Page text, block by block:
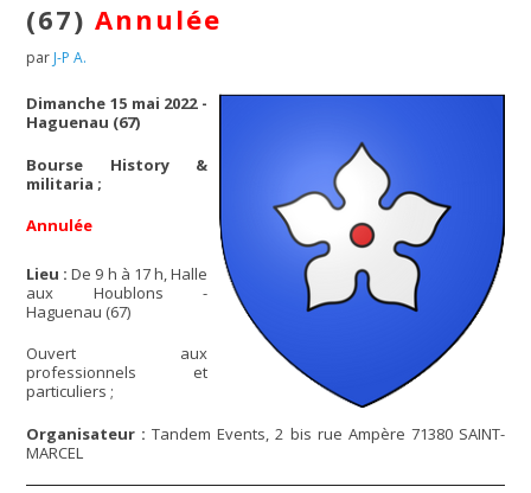
(67)Annulée
par J-P A.
Dimanche 15 mai 2022 -
Haguenau (67)
Bourse History &
militaria ;
Annulée
Lieu :De 9 h à 17 h, Halle
aux Houblons -
Haguenau (67)
Ouvert aux
professionnels et
particuliers ;
Organisateur : Tandem Events, 2 bis rue Ampère 71380 SAINT-
MARCEL